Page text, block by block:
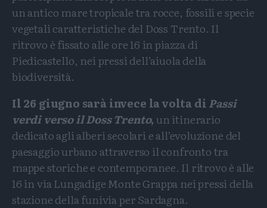
un antico mare tropicale tra rocce, fossili e specie
vegetali caratteristiche del Doss Trento. Il
ritrovo è fissato alle ore 16 in piazza di
Piedicastello, nei pressi dell’aiuola della
biodiversità.
Il 26 giugno sarà invece la volta diPassi
verdi verso il Doss Trento,un itinerario
dedicato agli alberi secolari e all’evoluzione del
paesaggio urbano attraverso il confronto tra
mappe storiche e contemporanee. Il ritrovo è alle
16 in via Lungadige Monte Grappa nei pressi della
stazione della funivia per Sardagna.